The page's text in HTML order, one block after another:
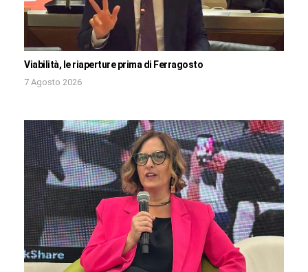
Viabilità, le riaperture prima di Ferragosto
7 Agosto 2026